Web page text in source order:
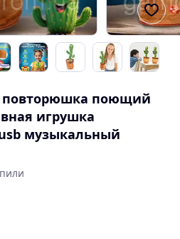
повторюшка поющий
игрушка
музыкальный